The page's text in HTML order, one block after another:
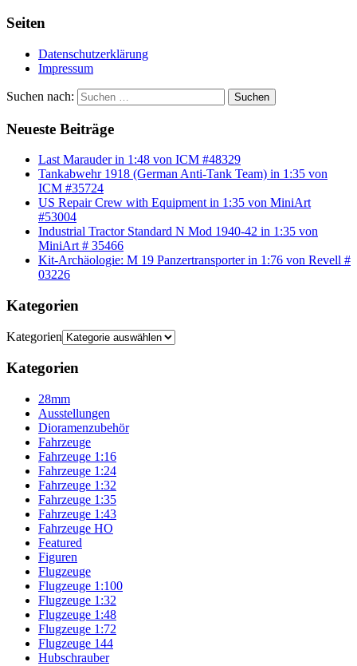
Seiten
Datenschutzerklärung
Impressum
Suchen nach: Suchen
Neueste Beiträge
Last Marauder in 1:48 von ICM #48329
Tankabwehr 1918 (German Anti-Tank Team) in 1:35 von
ICM #35724
US Repair Crew with Equipment in 1:35 von MiniArt
#53004
Industrial Tractor Standard N Mod 1940-42 in 1:35 von
MiniArt # 35466
Kit-Archäologie: M 19 Panzertransporter in 1:76 von Revell #
03226
Kategorien
Kategorien
Kategorien
28mm
Ausstellungen
Dioramenzubehör
Fahrzeuge
Fahrzeuge 1:16
Fahrzeuge 1:24
Fahrzeuge 1:32
Fahrzeuge 1:35
Fahrzeuge 1:43
Fahrzeuge HO
Featured
Figuren
Flugzeuge
Flugzeuge 1:100
Flugzeuge 1:32
Flugzeuge 1:48
Flugzeuge 1:72
Flugzeuge 144
Hubschrauber